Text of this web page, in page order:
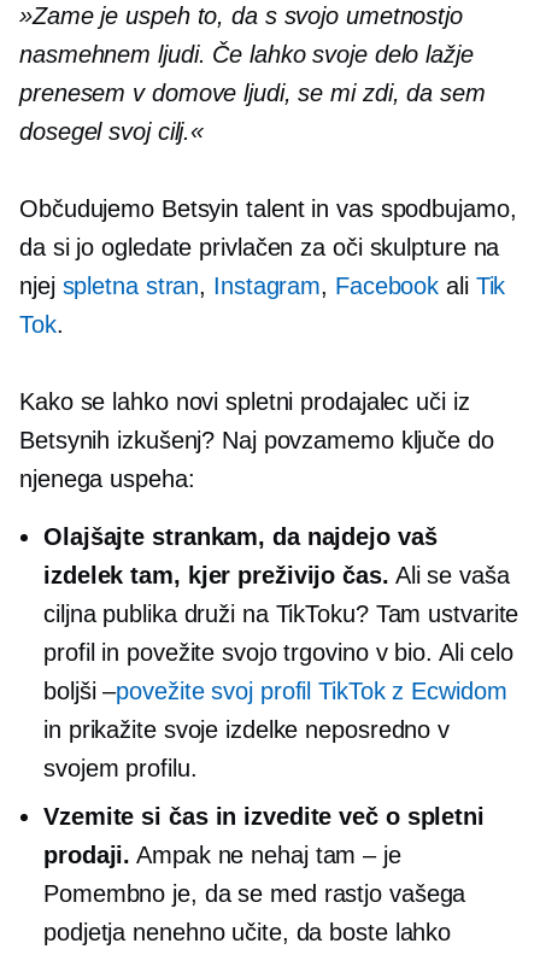
»Zame je uspeh to, da s svojo umetnostjo
nasmehnem ljudi. Če lahko svoje delo lažje
prenesem v domove ljudi, se mi zdi, da sem
dosegel svoj cilj.«
Občudujemo Betsyin talent in vas spodbujamo,
da si jo ogledate privlačen za očiskulpture na
njej spletna stran, Instagram, Facebookali Tik
Tok.
Kako se lahko novi spletni prodajalec uči iz
Betsynih izkušenj? Naj povzamemo ključe do
njenega uspeha:
Olajšajte strankam, da najdejo vaš
izdelek tam, kjer preživijo čas. Ali se vaša
ciljna publika druži na TikToku? Tam ustvarite
profil in povežite svojo trgovino v bio. Ali celo
boljši –povežite svoj profil TikTok z Ecwidom
in prikažite svoje izdelke neposredno v
svojem profilu.
Vzemite si čas in izvedite več o spletni
prodaji. Ampak ne nehaj tam – je
Pomembno je, da se med rastjo vašega
podjetja nenehno učite, da boste lahko